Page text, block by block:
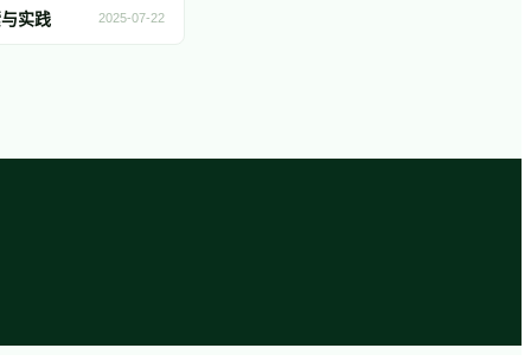
实践 2025-07-22